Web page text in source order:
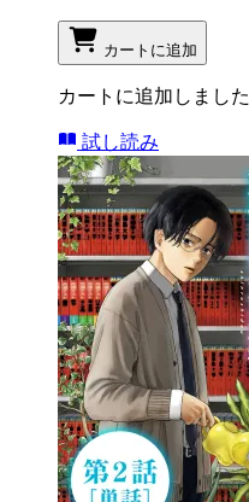
カートに追加
カートに追加しました
試し読み